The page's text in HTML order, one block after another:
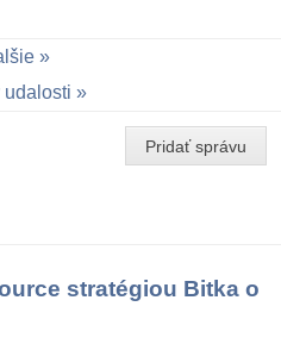
udalosti
Pridať správu
stratégiou Bitka o